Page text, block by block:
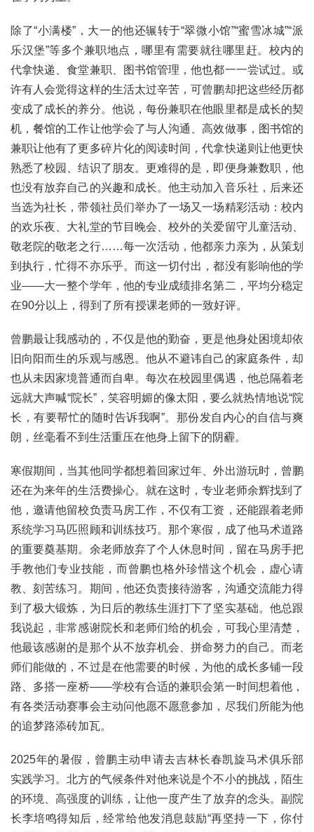
除了“小满楼”，大一的他还辗转于“翠微小馆”“蜜雪冰城”“派
乐汉堡”等多个兼职地点，哪里有需要就往哪里赶。校内的
代拿快递、食堂兼职、图书馆管理，他也都一一尝试过。或
许有人会觉得这样的生活太过辛苦，可曾鹏却把这些经历都
变成了成长的养分。他说，每份兼职在他眼里都是成长的契
机，餐馆的工作让他学会了与人沟通、高效做事，图书馆的
兼职让他有了更多碎片化的阅读时间，代拿快递则让他更快
熟悉了校园、结识了朋友。更难得的是，即便身兼数职，他
也没有放弃自己的兴趣和成长。他主动加入音乐社，后来还
当选为社长，带领社员们举办了一场又一场精彩活动：校内
的欢乐夜、大礼堂的节目晚会、校外的关爱留守儿童活动、
敬老院的敬老之行……每一次活动，他都亲力亲为，从策划
到执行，忙得不亦乐乎。而这一切付出，都没有影响他的学
业——大一整个学年，他的专业成绩排名第二，平均分稳定
在90分以上，得到了所有授课老师的一致好评。
曾鹏最让我感动的，不仅是他的勤奋，更是他身处困境却依
旧向阳而生的乐观与感恩。他从不避讳自己的家庭条件，却
也从未因家境普通而自卑。每次在校园里偶遇，他总隔着老
远就大声喊“院长”，笑容明媚的像太阳，要么就热情地说“院
长，有要帮忙的随时告诉我啊”。那份发自内心的自信与爽
朗，丝毫看不到生活重压在他身上留下的阴霾。
寒假期间，当其他同学都想着回家过年、外出游玩时，曾鹏
还在为来年的生活费操心。就在这时，专业老师余辉找到了
他，邀请他留校负责马房工作，不仅有工资，还能跟着老师
系统学习马匹照顾和训练技巧。那个寒假，成了他马术道路
的重要奠基期。余老师放弃了个人休息时间，留在马房手把
手教他们专业技能，而曾鹏也格外珍惜这个机会，虚心请
教、刻苦练习。期间，他还负责接待游客，沟通交流能力得
到了极大锻炼，为日后的教练生涯打下了坚实基础。他总跟
我说起，非常感谢院长和老师们给的机会，可我心里清楚，
他最该感谢的是那个从不放弃机会、拼命努力的自己。而老
师们能做的，不过是在他需要的时候，为他的成长多铺一段
路、多搭一座桥——学校有合适的兼职会第一时间想着他，
有各类活动赛事会主动问他愿不愿意参加，尽我们所能为他
的追梦路添砖加瓦。
2025年的暑假，曾鹏主动申请去吉林长春凯旋马术俱乐部
实践学习。北方的气候条件对他来说是个不小的挑战，陌生
的环境、高强度的训练，让他一度产生了放弃的念头。副院
长李培鸣得知后，经常给他发消息鼓励“再坚持一下，你付